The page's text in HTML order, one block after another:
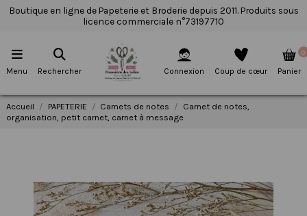
Boutique en ligne de Papeterie et Broderie depuis 2011. Produits sous
licence commerciale n°73197710
Menu Rechercher Connexion Coup de cœur
0
Panier
Accueil PAPETERIE Carnets de notes
Carnet de notes,
organisation, petit carnet, carnet à message